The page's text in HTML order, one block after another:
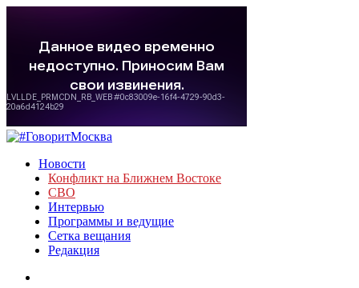
Новости
Конфликт на Ближнем Востоке
СВО
Интервью
Программы и ведущие
Сетка вещания
Редакция